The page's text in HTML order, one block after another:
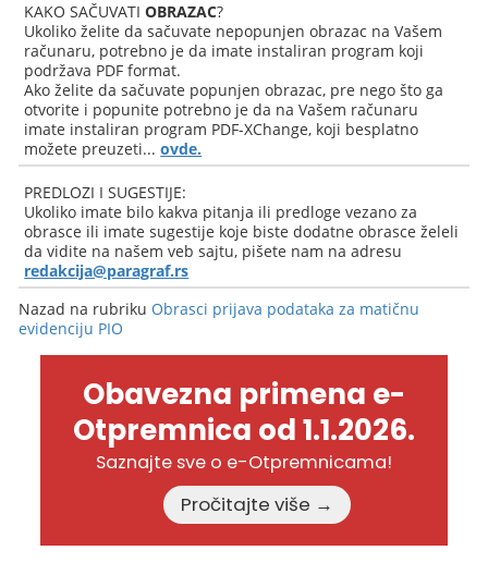
KAKO SAČUVATIOBRAZAC?
Ukoliko želite da sačuvate nepopunjen obrazac na Vašem
računaru, potrebno je da imate instaliran program koji
podržava PDF format.
Ako želite da sačuvate popunjen obrazac, pre nego što ga
otvorite i popunite potrebno je da na Vašem računaru
imate instaliran program PDF-XChange, koji besplatno
možete preuzeti...ovde.
PREDLOZI I SUGESTIJE:
Ukoliko imate bilo kakva pitanja ili predloge vezano za
obrasce ili imate sugestije koje biste dodatne obrasce želeli
da vidite na našem veb sajtu, pišete nam na adresu
redakcija@paragraf.rs
Nazad na rubriku Obrasci prijava podataka za matičnu
evidenciju PIO
Obavezna primena e-
Otpremnica od 1.1.2026.
Saznajte sve o e-Otpremnicama!
Pročitajte više →